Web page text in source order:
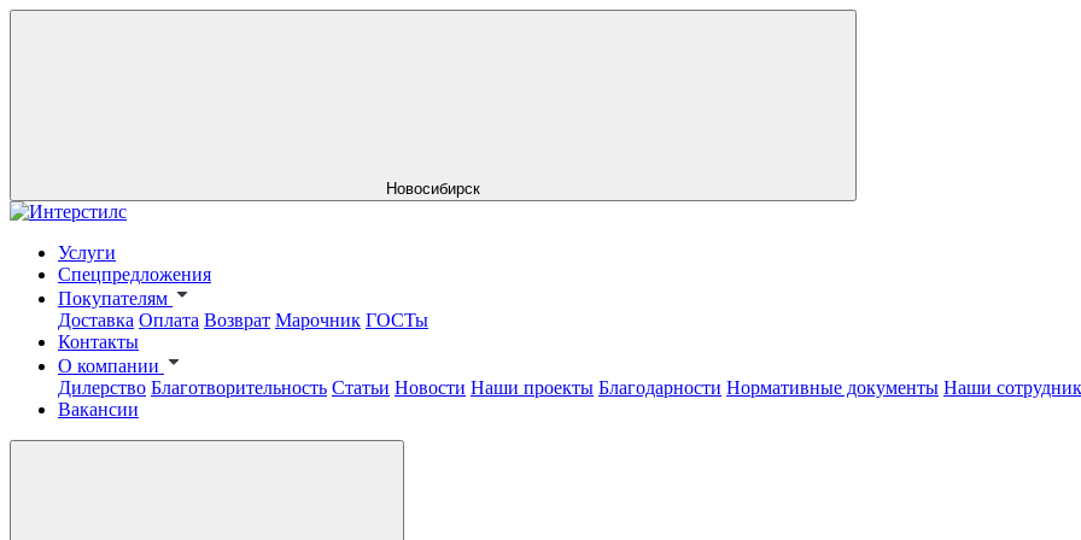
Новосибирск
Услуги
Спецпредложения
Покупателям
Доставка Оплата Возврат Марочник ГОСТы
Контакты
О компании
Дилерство Благотворительность Статьи Новости Наши проекты Благодарности Нормативные документы Наши
Вакансии